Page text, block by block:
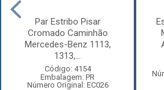
Par Estribo Pisar
Cromado Caminhão
Mercedes-Benz 1113,
1313,...
Código: 4154
Embalagem: PR
Número Original: EC026